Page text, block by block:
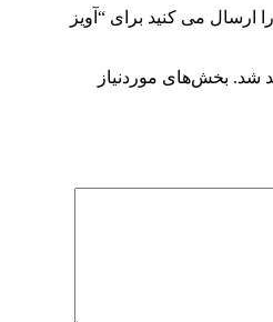
ارسال می کنید برای “آویز
شد. بخش‌های موردنیاز